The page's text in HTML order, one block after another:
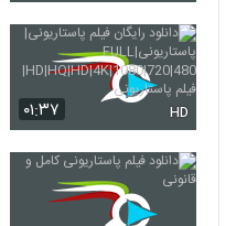
۰۱:۳۷ HD